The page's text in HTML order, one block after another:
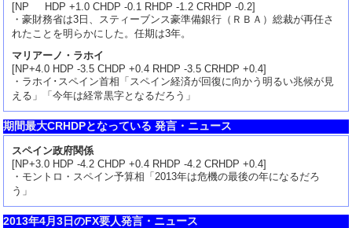
[NP HDP +1.0 CHDP -0.1 RHDP -1.2 CRHDP -0.2]
・豪財務省は3日、スティーブンス豪準備銀行（ＲＢＡ）総裁が再任さ
れたことを明らかにした。任期は3年。
マリアーノ・ラホイ
[NP+4.0 HDP -3.5 CHDP +0.4 RHDP -3.5 CRHDP +0.4]
・ラホイ･スペイン首相「スペイン経済が回復に向かう明るい兆候が見
える」「今年は経常黒字となるだろう」
期間最大CRHDPとなっている 発言・ニュース
スペイン政府関係
[NP+3.0 HDP -4.2 CHDP +0.4 RHDP -4.2 CRHDP +0.4]
・モントロ・スペイン予算相「2013年は危機の最後の年になるだろ
う」
2013年4月3日のFX要人発言・ニュース